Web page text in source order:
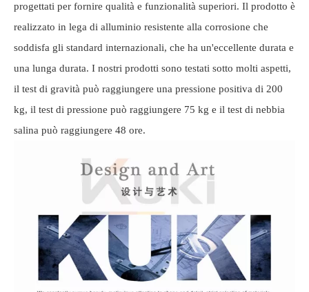
progettati per fornire qualità e funzionalità superiori. Il prodotto è
realizzato in lega di alluminio resistente alla corrosione che
soddisfa gli standard internazionali, che ha un'eccellente durata e
una lunga durata. I nostri prodotti sono testati sotto molti aspetti,
il test di gravità può raggiungere una pressione positiva di 200
kg, il test di pressione può raggiungere 75 kg e il test di nebbia
salina può raggiungere 48 ore.